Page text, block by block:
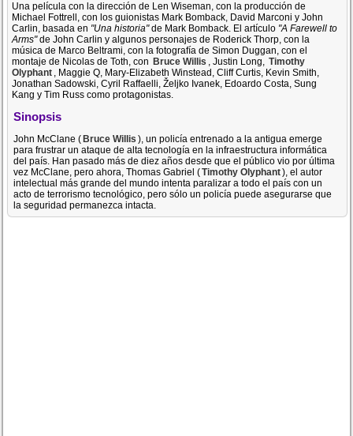
Una película con la dirección de Len Wiseman, con la producción de
Michael Fottrell, con los guionistas Mark Bomback, David Marconi y John
Carlin, basada en "Una historia"de Mark Bomback. El artículo "A Farewell to
Arms"de John Carlin y algunos personajes de Roderick Thorp, con la
música de Marco Beltrami, con la fotografía de Simon Duggan, con el
montaje de Nicolas de Toth, con Bruce Willis , Justin Long, Timothy
Olyphant , Maggie Q, Mary-Elizabeth Winstead, Cliff Curtis, Kevin Smith,
Jonathan Sadowski, Cyril Raffaelli, Željko Ivanek, Edoardo Costa, Sung
Kang y Tim Russ como protagonistas.
Sinopsis
John McClane (Bruce Willis ), un policía entrenado a la antigua emerge
para frustrar un ataque de alta tecnología en la infraestructura informática
del país. Han pasado más de diez años desde que el público vio por última
vez McClane, pero ahora, Thomas Gabriel (Timothy Olyphant), el autor
intelectual más grande del mundo intenta paralizar a todo el país con un
acto de terrorismo tecnológico, pero sólo un policía puede asegurarse que
la seguridad permanezca intacta.